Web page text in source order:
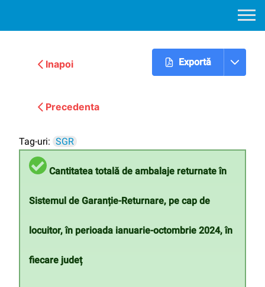
Inapoi Exportă
Precedenta
Tag-uri: SGR
Cantitatea totală de ambalaje returnate în
Sistemul de Garanție-Returnare, pe cap de
locuitor, în perioada ianuarie-octombrie 2024, în
fiecare județ